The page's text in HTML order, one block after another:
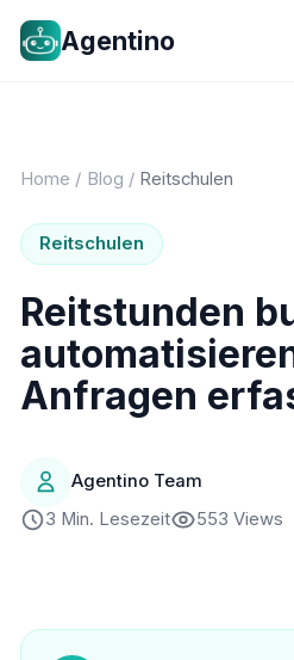
Agentino
Home / Blog / Reitschulen
Reitschulen
Reitstunden
Anfragen
Agentino Team
3 Min. Lesezeit
553 Views